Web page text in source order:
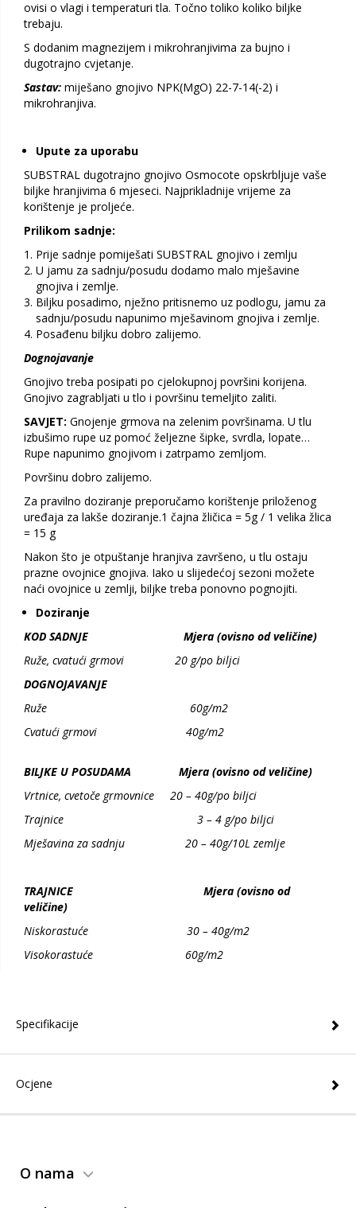
ovisi o vlagi i temperaturi tla. Točno toliko koliko biljke
trebaju.
S dodanim magnezijem i mikrohranjivima za bujno i
dugotrajno cvjetanje.
Sastav: miješano gnojivo NPK(MgO) 22-7-14(-2) i
mikrohranjiva.
Upute za uporabu
SUBSTRAL dugotrajno gnojivo Osmocote opskrbljuje vaše
biljke hranjivima 6 mjeseci. Najprikladnije vrijeme za
korištenje je proljeće.
Prilikom sadnje:
Prije sadnje pomiješati SUBSTRAL gnojivo i zemlju
U jamu za sadnju/posudu dodamo malo mješavine
gnojiva i zemlje.
Biljku posadimo, nježno pritisnemo uz podlogu, jamu za
sadnju/posudu napunimo mješavinom gnojiva i zemlje.
Posađenu biljku dobro zalijemo.
Dognojavanje
Gnojivo treba posipati po cjelokupnoj površini korijena.
Gnojivo zagrabljati u tlo i površinu temeljito zaliti.
SAVJET: Gnojenje grmova na zelenim površinama. U tlu
izbušimo rupe uz pomoć željezne šipke, svrdla, lopate…
Rupe napunimo gnojivom i zatrpamo zemljom.
Površinu dobro zalijemo.
Za pravilno doziranje preporučamo korištenje priloženog
uređaja za lakše doziranje.1 čajna žličica = 5g / 1 velika žlica
= 15 g
Nakon što je otpuštanje hranjiva završeno, u tlu ostaju
prazne ovojnice gnojiva. Iako u slijedećoj sezoni možete
naći ovojnice u zemlji, biljke treba ponovno pognojiti.
Doziranje
KOD SADNJE
Mjera (ovisno od veličine)
Ruže, cvatući grmovi 20 g/po biljci
DOGNOJAVANJE
Ruže 60g/m2
Cvatući grmovi 40g/m2
BILJKE U POSUDAMA
Mjera (ovisno od veličine)
Vrtnice, cvetoče grmovnice 20 – 40g/po biljci
Trajnice 3 – 4 g/po biljci
Mješavina za sadnju 20 – 40g/10L zemlje
TRAJNICE Mjera (ovisno od
veličine)
Niskorastuće 30 – 40g/m2
Visokorastuće 60g/m2
Specifikacije
Ocjene
O nama